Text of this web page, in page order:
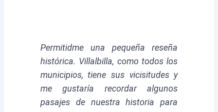
Permitidme una pequeña reseña
histórica. Villalbilla, como todos los
municipios, tiene sus vicisitudes y
me gustaría recordar algunos
pasajes de nuestra historia para